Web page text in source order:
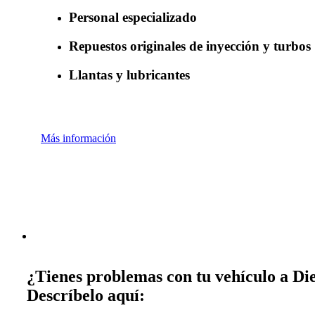
Personal especializado
Repuestos originales de inyección y turbos
Llantas y lubricantes
Más información
¿Tienes problemas con tu vehículo a
Descríbelo aquí: